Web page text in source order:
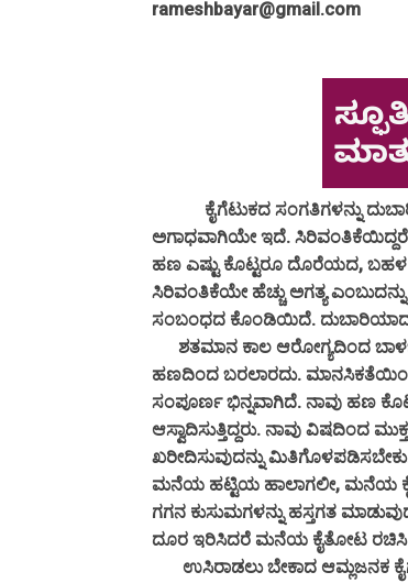
rameshbayar@gmail.com
ಕೈಗೆಟುಕದ ಸಂಗತಿಗಳನ್ನು ದುಬಾರಿ
ಅಗಾಧವಾಗಿಯೇ ಇದೆ.
ಹಣ ಎಷ್ಟು ಕೊಟ್ಟರೂ ದೊರೆಯದ, ಬಹಳ
ಸಿರಿವಂತಿಕೆಯೇ ಹೆಚ್ಚು ಅಗತ್ಯ
ಸಂಬಂಧದ ಕೊಂಡಿಯಿದೆ.
ಶತಮಾನ ಕಾಲ ಆರೋಗ್ಯದಿಂದ
ಹಣದಿಂದ ಬರಲಾರದು. ಮಾನಸಿಕತೆಯಿಂದ
ಸಂಪೂರ್ಣ ಭಿನ್ನವಾಗಿದೆ. ನಾವು ಹಣ
ಆಸ್ವಾದಿಸುತ್ತಿದ್ದರು. ನಾವು ವಿಷದಿಂದ
ಖರೀದಿಸುವುದನ್ನು
ಮನೆಯ ಹಟ್ಟಿಯ ಹಾಲಾಗಲೀ, ಮನೆಯ
ಗಗನ ಕುಸುಮಗಳನ್ನು ಹಸ್ತಗತ
ದೂರ ಇರಿಸಿದರೆ ಮನೆಯ ಕೈತೋಟ ರಚಿಸಿ
ಉಸಿರಾಡಲು ಬೇಕಾದ ಆಮ್ಲಜನಕ